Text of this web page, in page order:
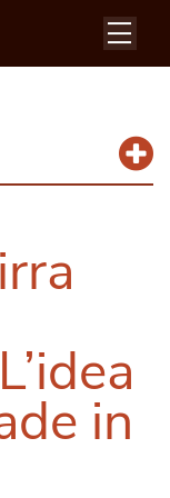
in